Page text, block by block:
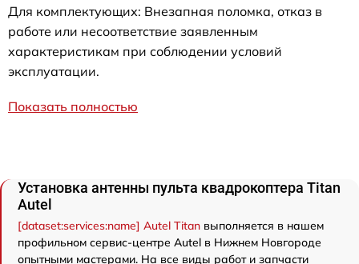
Для комплектующих: Внезапная поломка, отказ в
работе или несоответствие заявленным
характеристикам при соблюдении условий
эксплуатации.
Показать полностью
Установка антенны пульта квадрокоптера Titan
Autel
[dataset:services:name] Autel Titan выполняется в нашем
профильном сервис-центре Autel в Нижнем Новгороде
опытными мастерами. На все виды работ и запчасти